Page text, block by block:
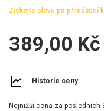
Získejte slevu po přihlášení
389,00 Kč
Historie ceny
Nejnižší cena za posledních